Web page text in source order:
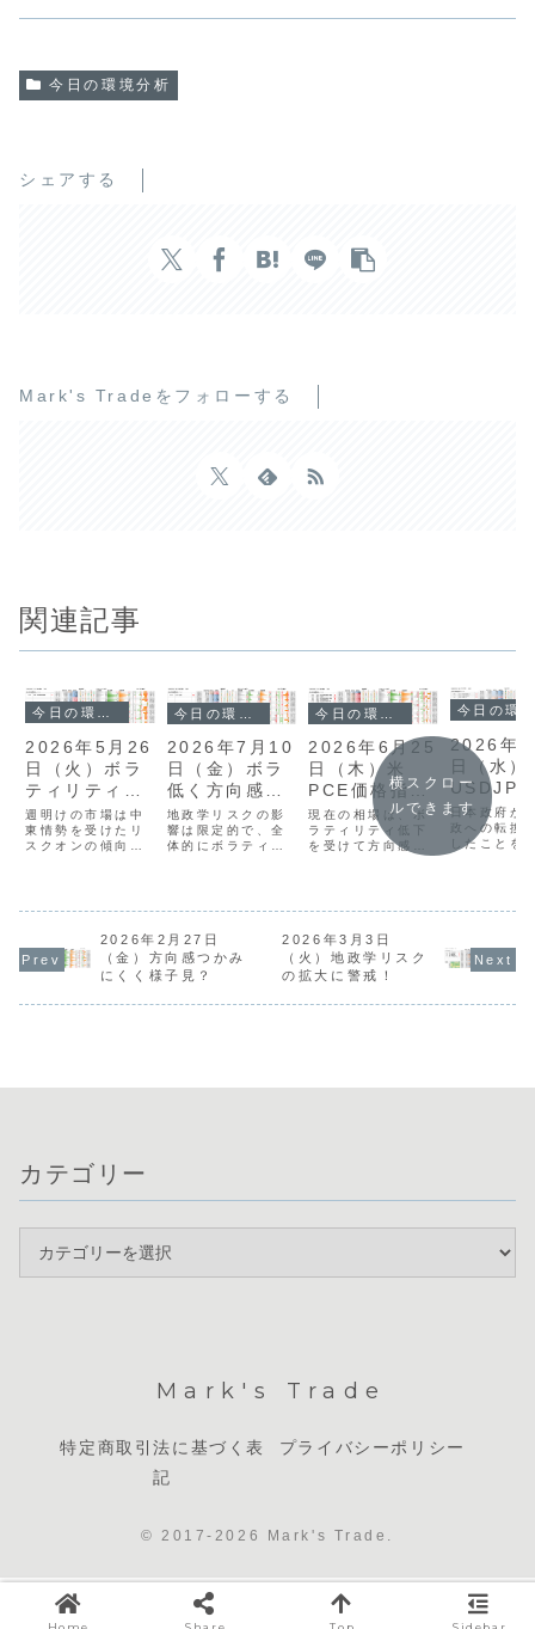
今日の環境分析
シェアする
Mark's Tradeをフォローする
関連記事
2026年5月26
日（火）ボラ
ティリティの
拡大待ち！
週明けの市場は中
東情勢を受けたリ
スクオンの傾向が
ボラティリティに
留まりました。通
貨の強弱関係では
英ポンドと豪ドル
2026年7月10
日（金）ボラ
低く方向感の
判断困難！
地政学リスクの影
響は限定的で、全
体的にボラティリ
相関ではNZDや
つものの、ニュー
ジーランドが祝日
であることや週末
要因も重なり、市
場全体で大きな動
2026年6月25
日（木）米
PCE価格指数
に注意！
現在の相場は、ボ
ラティリティ低下
を受けて方向感の
が「二強」の状態
162円をうかがう
動きを見せるもの
の、為替介入への
警戒感から上値が
重い膠着状態で
2026年
日（水）
円台に警
日本政府が
政への転換
したことを
強含む一方
介入がいつ
横スクロー
ルできます
2026年2月27日
（金）方向感つかみ
にくく様子見？
2026年3月3日
（火）地政学リスク
の拡大に警戒！
カテゴリー
Mark's Trade
特定商取引法に基づく表
記
プライバシーポリシー
© 2017-2026 Mark's Trade.